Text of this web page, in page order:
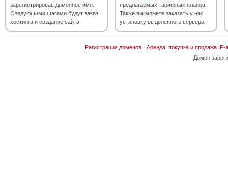
зарегистрировав доменное имя.
Следующими шагами будут заказ
хостинга и создание сайта.
предлагаемых тарифных планов.
Также вы можете заказать у нас
установку выделенного сервера.
Регистрация доменов· Аренда, покупка и продажа IP-
Домен